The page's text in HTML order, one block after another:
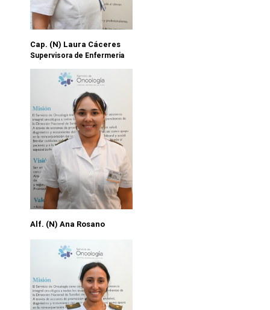
Cap. (N) Laura Cáceres
Supervisora de Enfermeria
Alf. (N) Ana Rosano